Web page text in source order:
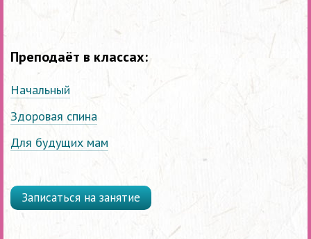
Преподаёт в классах:
Начальный
Здоровая спина
Для будущих мам
Записаться на занятие